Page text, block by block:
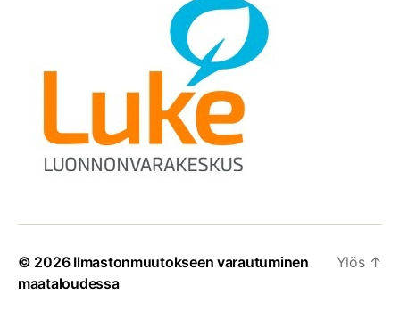
© 2026 Ilmastonmuutokseen varautuminen
maataloudessa
Ylös ↑